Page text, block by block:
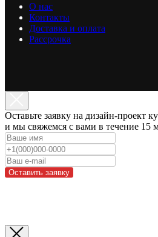
О нас
Контакты
Доставка и оплата
Рассрочка
Оставьте заявку на дизайн-проект
и мы свяжемся с вами в течение 15
Оставить заявку